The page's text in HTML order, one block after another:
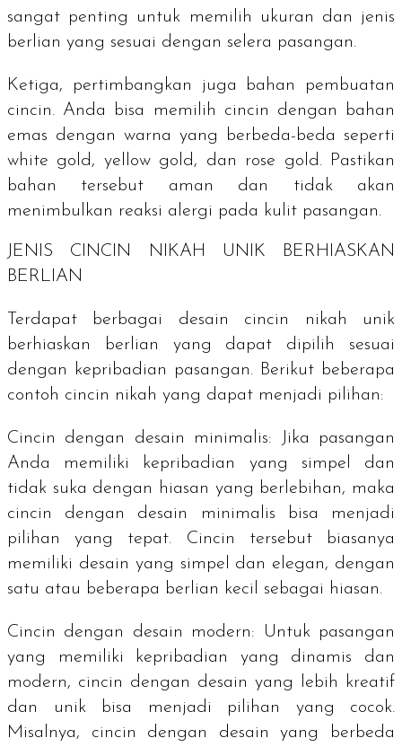
sangat penting untuk memilih ukuran dan jenis
berlian yang sesuai dengan selera pasangan.
Ketiga, pertimbangkan juga bahan pembuatan
cincin. Anda bisa memilih cincin dengan bahan
emas dengan warna yang berbeda-beda seperti
white gold, yellow gold, dan rose gold.Pastikan
bahan tersebut aman dan tidak akan
menimbulkan reaksi alergi pada kulit pasangan.
JENIS CINCIN NIKAH UNIK BERHIASKAN
BERLIAN
Terdapat berbagai desain cincin nikah unik
berhiaskan berlian yang dapat dipilih sesuai
dengan kepribadian pasangan. Berikut beberapa
contoh cincin nikah yang dapat menjadi pilihan:
Cincin dengan desain minimalis: Jika pasangan
Anda memiliki kepribadian yang simpel dan
tidak suka dengan hiasan yang berlebihan, maka
cincin dengan desain minimalis bisa menjadi
pilihan yang tepat. Cincin tersebut biasanya
memiliki desain yang simpel dan elegan, dengan
satu atau beberapa berlian kecil sebagai hiasan.
Cincin dengan desain modern: Untuk pasangan
yang memiliki kepribadian yang dinamis dan
modern, cincin dengan desain yang lebih kreatif
dan unik bisa menjadi pilihan yang cocok.
Misalnya, cincin dengan desain yang berbeda